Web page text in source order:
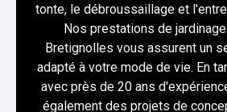
tonte, le débroussaillage et
Nos prestations de
Bretignolles vous assurent un
adapté à votre mode de vie. En
avec près de 20 ans
également des projets de